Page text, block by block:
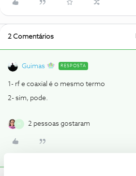
2 Comentários
Guimas RESPOSTA
1- rf e coaxial é o mesmo termo
2- sim, pode.
M 2 pessoas gostaram